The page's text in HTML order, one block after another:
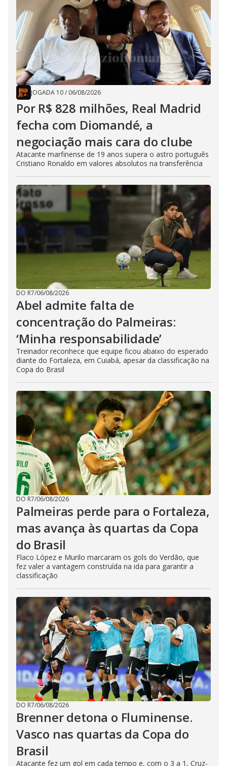
JOGADA 10/ 06/08/2026
Por R$ 828 milhões, Real Madrid
fecha com Diomandé, a
negociação mais cara do clube
Atacante marfinense de 19 anos supera o astro português
Cristiano Ronaldo em valores absolutos na transferência
DO R7/06/08/2026
Abel admite falta de
concentração do Palmeiras:
‘Minha responsabilidade’
Treinador reconhece que equipe ficou abaixo do esperado
diante do Fortaleza, em Cuiabá, apesar da classificação na
Copa do Brasil
DO R7/06/08/2026
Palmeiras perde para o Fortaleza,
mas avança às quartas da Copa
do Brasil
Flaco López e Murilo marcaram os gols do Verdão, que
fez valer a vantagem construída na ida para garantir a
classificação
DO R7/06/08/2026
Brenner detona o Fluminense.
Vasco nas quartas da Copa do
Brasil
Atacante fez um gol em cada tempo e, com o 3 a 1, Cruz-